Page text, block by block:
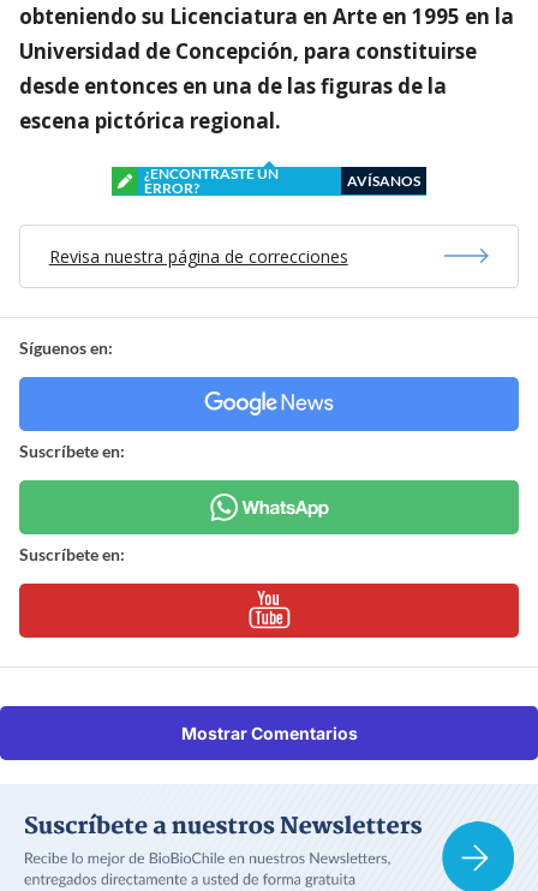
obteniendo su Licenciatura en Arte en 1995 en la
Universidad de Concepción, para constituirse
desde entonces en una de las figuras de la
escena pictórica regional.
¿ENCONTRASTE UN
ERROR?
AVÍSANOS
Revisa nuestra página de correcciones
Síguenos en:
Suscríbete en:
Suscríbete en:
Mostrar Comentarios